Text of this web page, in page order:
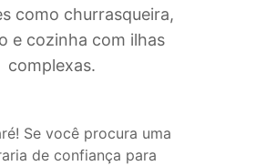
como churrasqueira,
e cozinha com ilhas
complexas.
Se você procura uma
de confiança para